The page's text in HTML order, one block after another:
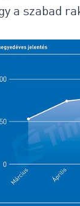
a szabad